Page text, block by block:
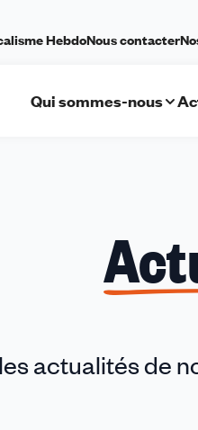
HebdoNous contacter
Qui sommes-nous
actualités de